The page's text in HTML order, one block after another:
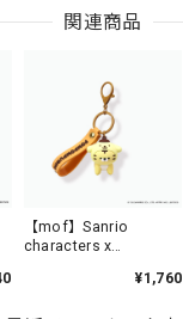
関連商品
【mof】Sanrio
characters x
しPVCキーホルダー¥1,760